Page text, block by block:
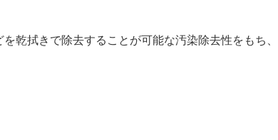
乾拭きで除去することが可能な汚染除去性をもち